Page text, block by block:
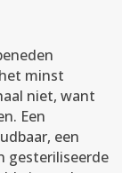
minst
niet, want
Een
een
gesteriliseerde